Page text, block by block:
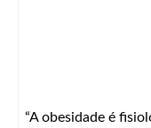
“A obesidade é